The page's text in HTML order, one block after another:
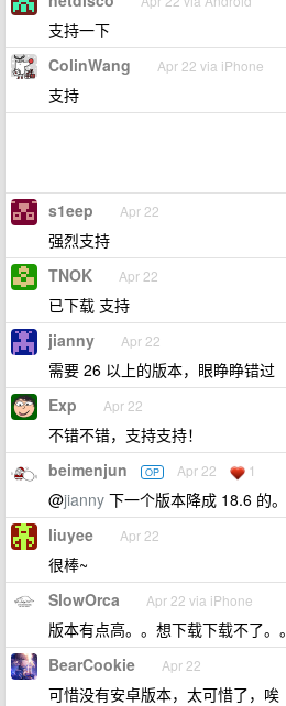
支持一下
ColinWang Apr 22 via iPhone
支持
s1eep Apr 22
强烈支持
TNOK Apr 22
已下载 支持
jianny Apr 22
需要 26 以上的版本，眼睁睁错过
Exp Apr 22
不错不错，支持支持！
beimenjun OP Apr 22 1
@jianny 下一个版本降成 18.6 的。
liuyee Apr 22
很棒~
SlowOrca Apr 22 via iPhone
版本有点高。。想下载下载不了。。
BearCookie Apr 22
可惜没有安卓版本，太可惜了，唉